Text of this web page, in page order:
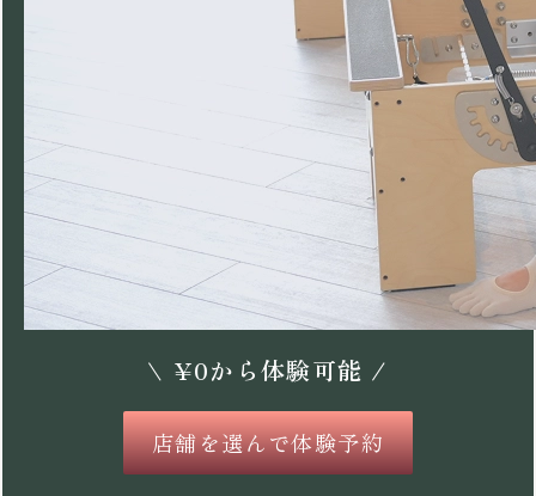
\ ¥0から体験可能 /
店舗を選んで体験予約